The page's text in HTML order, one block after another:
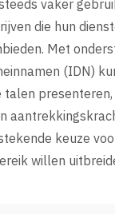
vaker
die hun
Met
(IDN)
presenteren,
keuze
willen